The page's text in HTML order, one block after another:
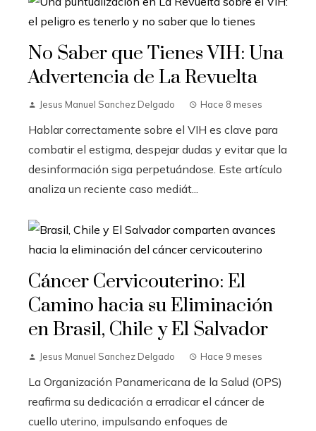
No Saber que Tienes VIH: Una
Advertencia de La Revuelta
Jesus Manuel Sanchez Delgado Hace 8 meses
Hablar correctamente sobre el VIH es clave para
combatir el estigma, despejar dudas y evitar que la
desinformación siga perpetuándose. Este artículo
analiza un reciente caso mediát...
Cáncer Cervicouterino: El
Camino hacia su Eliminación
en Brasil, Chile y El Salvador
Jesus Manuel Sanchez Delgado Hace 9 meses
La Organización Panamericana de la Salud (OPS)
reafirma su dedicación a erradicar el cáncer de
cuello uterino, impulsando enfoques de